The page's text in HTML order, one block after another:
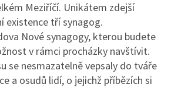
Meziříčí. Unikátem zdejší
existence tří synagog.
Nové synagogy, kterou budete
v rámci procházky navštívit.
se nesmazatelně vepsaly do tváře
a osudů lidí, o jejichž příbězích si